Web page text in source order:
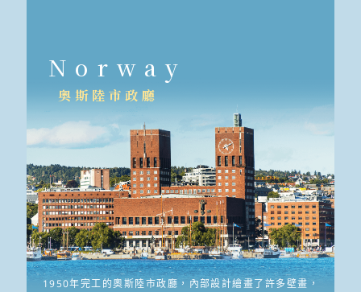
Norway
奧斯陸市政廳
1950年完工的奧斯陸市政廳，內部設計繪畫了許多壁畫，